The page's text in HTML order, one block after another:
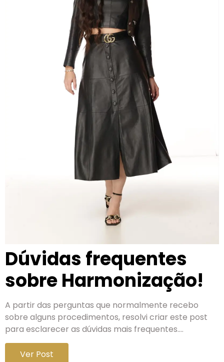
Dúvidas frequentes
sobre Harmonização!
A partir das perguntas que normalmente recebo
sobre alguns procedimentos, resolvi criar este post
para esclarecer as dúvidas mais frequentes.…
Ver Post